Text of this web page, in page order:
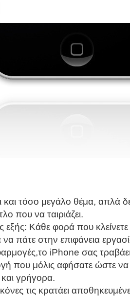
και τόσο μεγάλο θέμα,
που να ταιριάζει.
εξής: Κάθε φορά που
πάτε στην επιφάνεια
iPhone σας
που μόλις αφήσατε ώστε να
και γρήγορα.
τις κρατάει